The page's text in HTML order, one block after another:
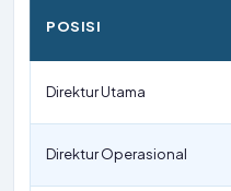
POSISI
Direktur Utama
Direktur Operasional